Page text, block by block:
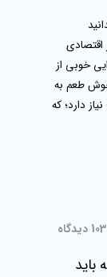
خوبی از
طعم به
دارد؛ که
10 دیدگاه
باید